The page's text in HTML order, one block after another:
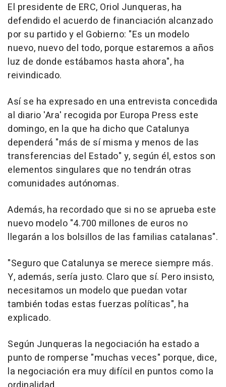
El presidente de ERC, Oriol Junqueras, ha
defendido el acuerdo de financiación alcanzado
por su partido y el Gobierno: "Es un modelo
nuevo, nuevo del todo, porque estaremos a años
luz de donde estábamos hasta ahora", ha
reivindicado.
Así se ha expresado en una entrevista concedida
al diario 'Ara' recogida por Europa Press este
domingo, en la que ha dicho que Catalunya
dependerá "más de sí misma y menos de las
transferencias del Estado" y, según él, estos son
elementos singulares que no tendrán otras
comunidades autónomas.
Además, ha recordado que si no se aprueba este
nuevo modelo "4.700 millones de euros no
llegarán a los bolsillos de las familias catalanas".
"Seguro que Catalunya se merece siempre más.
Y, además, sería justo. Claro que sí. Pero insisto,
necesitamos un modelo que puedan votar
también todas estas fuerzas políticas", ha
explicado.
Según Junqueras la negociación ha estado a
punto de romperse "muchas veces" porque, dice,
la negociación era muy difícil en puntos como la